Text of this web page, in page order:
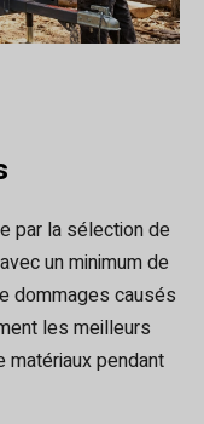
par la sélection de
un minimum de
dommages causés
les meilleurs
pendant